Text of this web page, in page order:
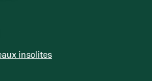
insolites